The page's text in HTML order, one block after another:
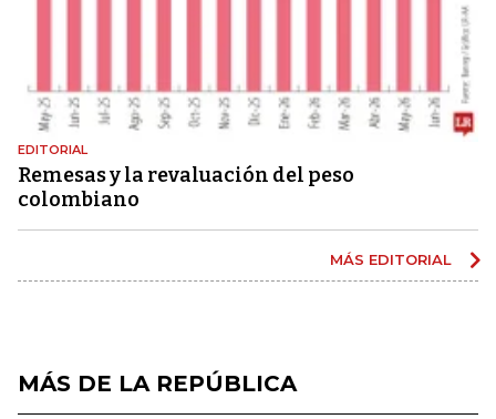
EDITORIAL
Remesas y la revaluación del peso
colombiano
MÁS EDITORIAL
MÁS DE LA REPÚBLICA